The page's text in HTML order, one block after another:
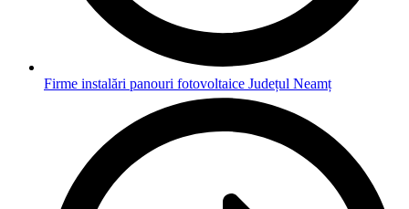
Firme instalări panouri fotovoltaice Județul Neamț